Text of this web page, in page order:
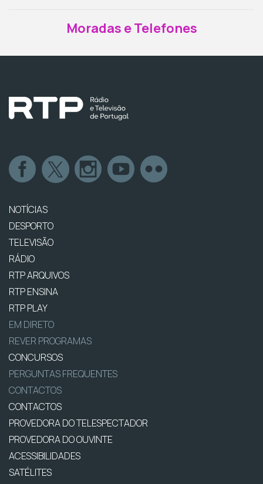
Moradas e Telefones
NOTÍCIAS
DESPORTO
TELEVISÃO
RÁDIO
RTP ARQUIVOS
RTP ENSINA
RTP PLAY
EM DIRETO
REVER PROGRAMAS
CONCURSOS
PERGUNTAS FREQUENTES
CONTACTOS
CONTACTOS
PROVEDORA DO TELESPECTADOR
PROVEDORA DO OUVINTE
ACESSIBILIDADES
SATÉLITES